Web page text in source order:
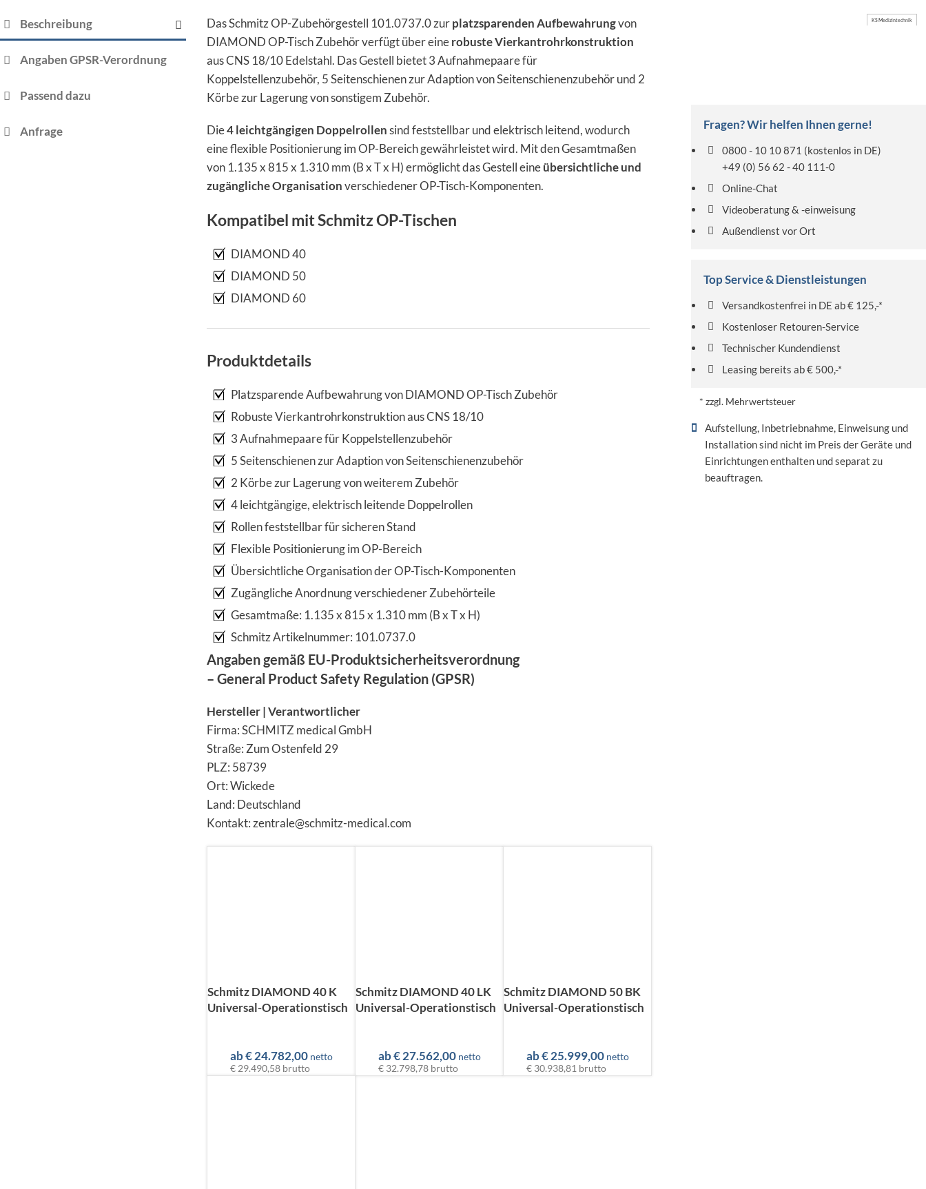
Beschreibung
Angaben GPSR-Verordnung
Passend dazu
Anfrage
Das Schmitz OP-Zubehörgestell 101.0737.0 zurplatzsparenden Aufbewahrungvon
DIAMOND OP-Tisch Zubehör verfügt über einerobuste Vierkantrohrkonstruktion
aus CNS 18/10 Edelstahl. Das Gestell bietet 3 Aufnahmepaare für
Koppelstellenzubehör, 5 Seitenschienen zur Adaption von Seitenschienenzubehör und 2
Körbe zur Lagerung von sonstigem Zubehör.
Die4 leichtgängigen Doppelrollensind feststellbar und elektrisch leitend, wodurch
eine flexible Positionierung im OP-Bereich gewährleistet wird. Mit den Gesamtmaßen
von 1.135 x 815 x 1.310 mm (B x T x H) ermöglicht das Gestell eineübersichtliche und
zugängliche Organisationverschiedener OP-Tisch-Komponenten.
Kompatibel mit Schmitz OP-Tischen
DIAMOND 40
DIAMOND 50
DIAMOND 60
Produktdetails
Platzsparende Aufbewahrung von DIAMOND OP-Tisch Zubehör
Robuste Vierkantrohrkonstruktion aus CNS 18/10
3 Aufnahmepaare für Koppelstellenzubehör
5 Seitenschienen zur Adaption von Seitenschienenzubehör
2 Körbe zur Lagerung von weiterem Zubehör
4 leichtgängige, elektrisch leitende Doppelrollen
Rollen feststellbar für sicheren Stand
Flexible Positionierung im OP-Bereich
Übersichtliche Organisation der OP-Tisch-Komponenten
Zugängliche Anordnung verschiedener Zubehörteile
Gesamtmaße: 1.135 x 815 x 1.310 mm (B x T x H)
Schmitz Artikelnummer: 101.0737.0
Angaben gemäß EU-Produktsicherheitsverordnung
– General Product Safety Regulation (GPSR)
Hersteller | Verantwortlicher
Firma: SCHMITZ medical GmbH
Straße: Zum Ostenfeld 29
PLZ: 58739
Ort: Wickede
Land: Deutschland
Kontakt: zentrale@schmitz-medical.com
Schmitz DIAMOND 40 K
Universal-Operationstisch
ab€24.782,00 netto
€ 29.490,58 brutto
Schmitz DIAMOND 40 LK
Universal-Operationstisch
ab€27.562,00 netto
€ 32.798,78 brutto
Schmitz DIAMOND 50 BK
Universal-Operationstisch
ab€25.999,00 netto
€ 30.938,81 brutto
KS Medizintechnik
Fragen? Wir helfen Ihnen gerne!
0800 - 10 10 871 (kostenlos in DE)
+49 (0) 56 62 - 40 111-0
Online-Chat
Videoberatung & -einweisung
Außendienst vor Ort
Top Service & Dienstleistungen
Versandkostenfrei in DE ab € 125,-*
Kostenloser Retouren-Service
Technischer Kundendienst
Leasing bereits ab € 500,-*
* zzgl. Mehrwertsteuer
Aufstellung, Inbetriebnahme, Einweisung und
Installation sind nicht im Preis der Geräte und
Einrichtungen enthalten und separat zu
beauftragen.